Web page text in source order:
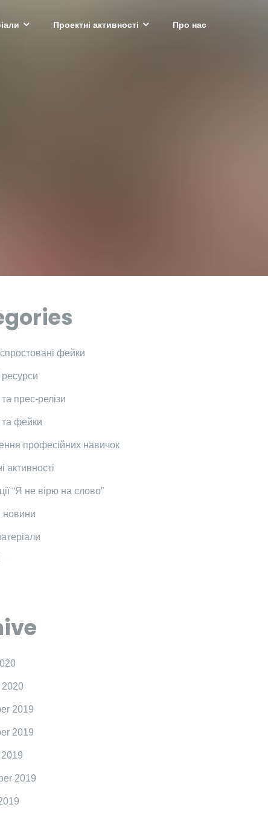
Проектні активності Про нас
спростовані фейки
ресурси
прес-релізи
фейки
професійних навичок
активності
“Я не вірю на слово”
новини
2019
2019
2019